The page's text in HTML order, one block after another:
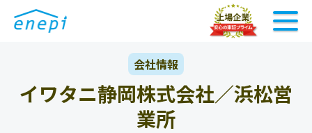
会社情報
イワタニ静岡株式会社／浜松営
業所